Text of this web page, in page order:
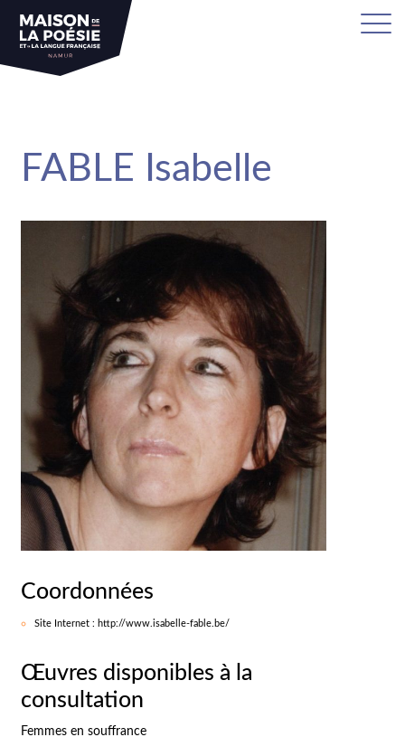
FABLE Isabelle
Coordonnées
Site Internet : http://www.isabelle-fable.be/
Œuvres disponibles à la
consultation
Femmes en souffrance